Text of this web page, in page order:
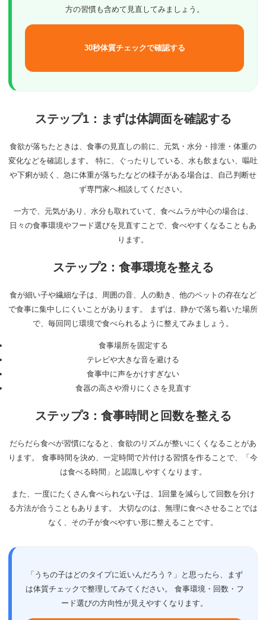
方の習慣も含めて見直してみましょう。
30秒体質チェックで確認する
ステップ1：まずは体調面を確認する
食欲が落ちたときは、食事の見直しの前に、元気・水分・排泄・体重の
変化などを確認します。 特に、ぐったりしている、水も飲まない、嘔吐
や下痢が続く、急に体重が落ちたなどの様子がある場合は、自己判断せ
ず専門家へ相談してください。
一方で、元気があり、水分も取れていて、食べムラが中心の場合は、
日々の食事環境やフード選びを見直すことで、食べやすくなることもあ
ります。
ステップ2：食事環境を整える
食が細い子や繊細な子は、周囲の音、人の動き、他のペットの存在など
で食事に集中しにくいことがあります。 まずは、静かで落ち着いた場所
で、毎回同じ環境で食べられるように整えてみましょう。
食事場所を固定する
テレビや大きな音を避ける
食事中に声をかけすぎない
食器の高さや滑りにくさを見直す
ステップ3：食事時間と回数を整える
だらだら食べが習慣になると、食欲のリズムが整いにくくなることがあ
ります。 食事時間を決め、一定時間で片付ける習慣を作ることで、「今
は食べる時間」と認識しやすくなります。
また、一度にたくさん食べられない子は、1回量を減らして回数を分け
る方法が合うこともあります。 大切なのは、無理に食べさせることでは
なく、その子が食べやすい形に整えることです。
「うちの子はどのタイプに近いんだろう？」と思ったら、まず
は体質チェックで整理してみてください。 食事環境・回数・フ
ード選びの方向性が見えやすくなります。